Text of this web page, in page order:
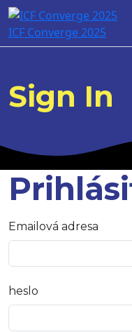
ICF Converge 2025
Sign In
Emailová adresa
heslo